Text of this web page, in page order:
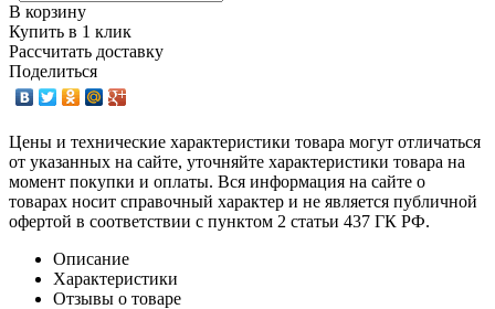
В корзину
Купить в 1 клик
Рассчитать доставку
Поделиться
Цены и технические характеристики товара могут отличаться
от указанных на сайте, уточняйте характеристики товара на
момент покупки и оплаты. Вся информация на сайте о
товарах носит справочный характер и не является публичной
офертой в соответствии с пунктом 2 статьи 437 ГК РФ.
Описание
Характеристики
Отзывы о товаре